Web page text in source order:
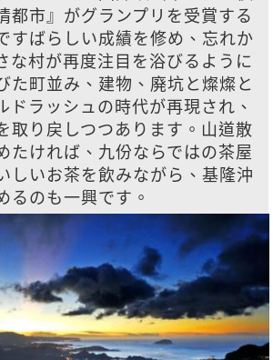
都市』がグランプリを受賞する
すばらしい成績を修め、忘れか
な村が再度注目を浴びるように
た町並み、建物、廃坑と燦燦と
ドラッシュの時代が再現され、
取り戻しつつあります。山道散
たければ、九份ならではの茶屋
しいお茶を飲みながら、基隆沖
るのも一興です。